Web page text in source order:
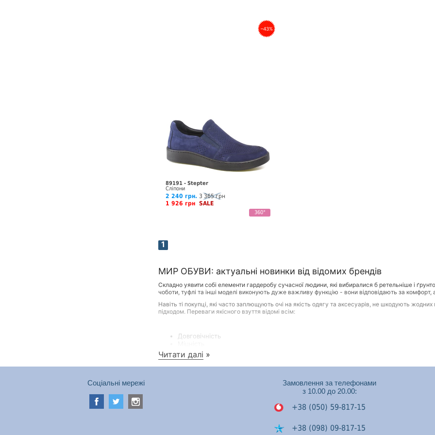
–43%
89191 - Stepter
Сліпони
2 240 грн. 3 365 грн
1 926 грн SALE
360°
1
МИР ОБУВИ: актуальні новинки від відомих брендів
Складно уявити собі елементи гардеробу сучасної людини, які вибиралися б ретельніше і
чоботи, туфлі та інші моделі виконують дуже важливу функцію - вони відповідають за комфорт, а
Навіть ті покупці, які часто заплющують очі на якість одягу та аксесуарів, не шкодують
підходом. Переваги якісного взуття відомі всім:
Довговічність
Здатність зберігати акуратний зовнішній вигляд при правильному догляді
Сприятливий вплив на самопочуття, настрій та стан здоров'я людини
Якісні та красиві туфлі, черевики та інші моделі зовсім не обов'язково мають коштувати
інтернет-магазину. У ньому представлені моделі не тільки на будь-який смак, а й на будь-який
Представницям прекрасної статі ми пропонуємо найактуальніші, практичні моделі, без яких
Читати далі »
Соціальні мережі
Замовлення за телефонами
з 10.00 до 20.00:
+38 (050) 59-817-15
+38 (098) 09-817-15